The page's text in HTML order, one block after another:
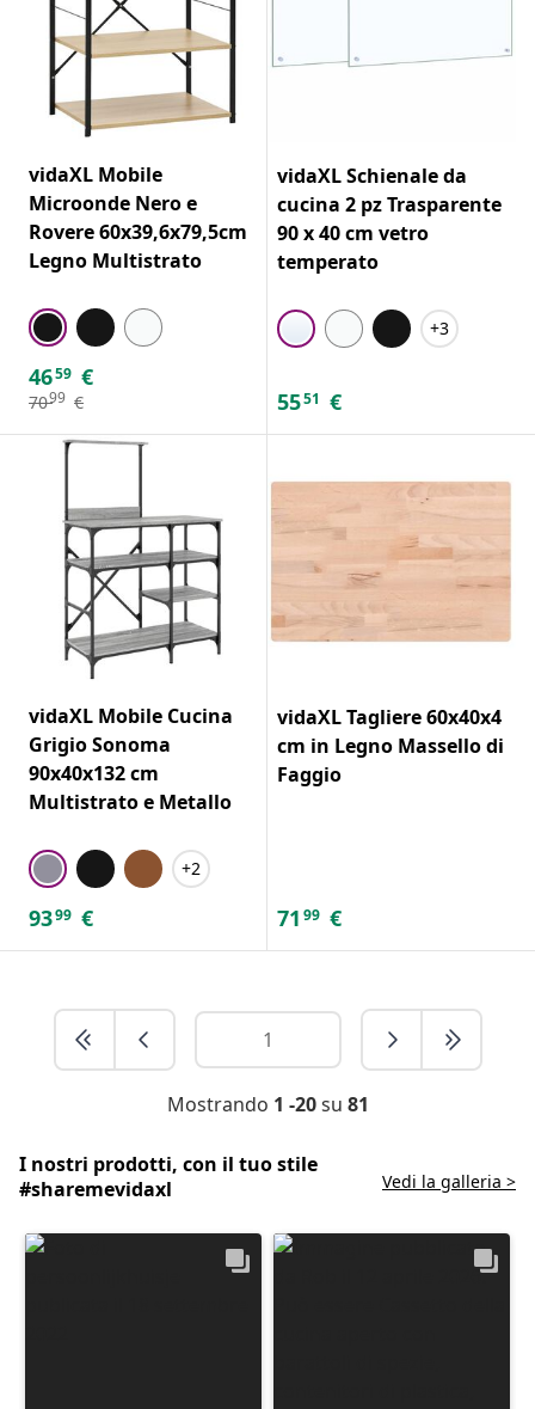
vidaXL Mobile
Microonde Nero e
Rovere 60x39,6x79,5cm
Legno Multistrato
4659 €
7099 €
vidaXL Schienale da
cucina 2 pz Trasparente
90 x 40 cm vetro
temperato
+3
5551 €
vidaXL Mobile Cucina
Grigio Sonoma
90x40x132 cm
Multistrato e Metallo
+2
9399 €
vidaXL Tagliere 60x40x4
cm in Legno Massello di
Faggio
71 99 €
Mostrando 1 -20su 81
I nostri prodotti, con il tuo stile
#sharemevidaxl
Vedi la galleria >